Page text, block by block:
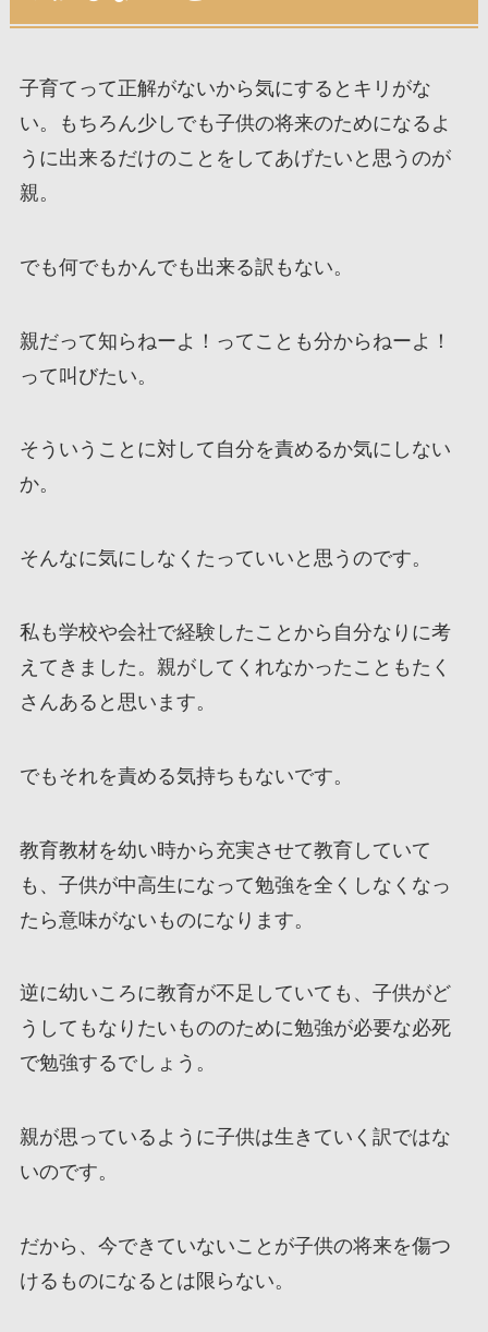
子育てって正解がないから気にするとキリがな
い。もちろん少しでも子供の将来のためになるよ
うに出来るだけのことをしてあげたいと思うのが
親。
でも何でもかんでも出来る訳もない。
親だって知らねーよ！ってことも分からねーよ！
って叫びたい。
そういうことに対して自分を責めるか気にしない
か。
そんなに気にしなくたっていいと思うのです。
私も学校や会社で経験したことから自分なりに考
えてきました。親がしてくれなかったこともたく
さんあると思います。
でもそれを責める気持ちもないです。
教育教材を幼い時から充実させて教育していて
も、子供が中高生になって勉強を全くしなくなっ
たら意味がないものになります。
逆に幼いころに教育が不足していても、子供がど
うしてもなりたいもののために勉強が必要な必死
で勉強するでしょう。
親が思っているように子供は生きていく訳ではな
いのです。
だから、今できていないことが子供の将来を傷つ
けるものになるとは限らない。